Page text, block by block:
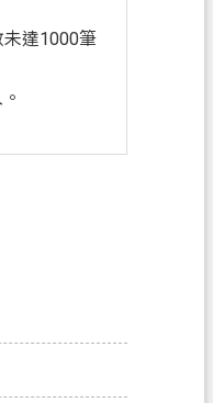
達1000筆